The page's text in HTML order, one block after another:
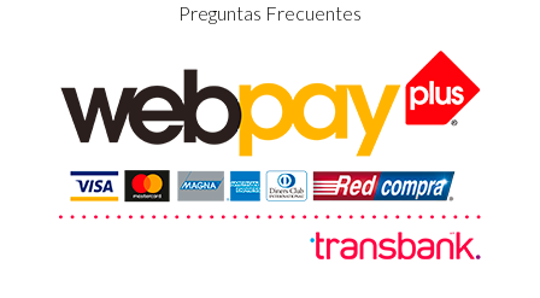
Preguntas Frecuentes